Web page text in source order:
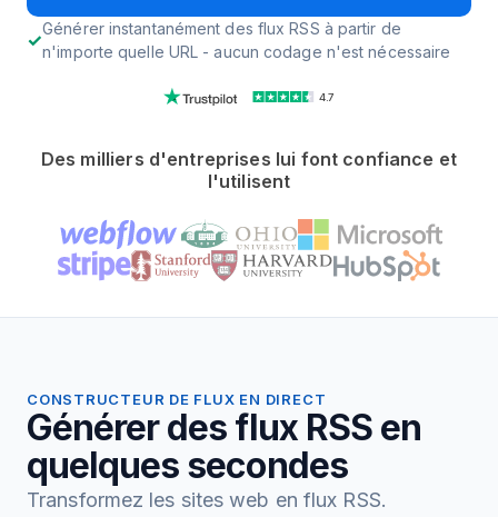
Générer instantanément des flux RSS à partir de
n'importe quelle URL - aucun codage n'est nécessaire
4.7
Des milliers d'entreprises lui font confiance et
l'utilisent
CONSTRUCTEUR DE FLUX EN DIRECT
Générer des flux RSS en
quelques secondes
Transformez les sites web en flux RSS.